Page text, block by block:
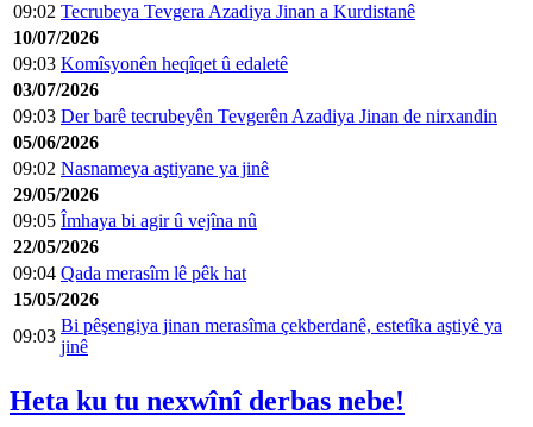
09:02 Tecrubeya Tevgera Azadiya Jinan a Kurdistanê
10/07/2026
09:03 Komîsyonên heqîqet û edaletê
03/07/2026
09:03 Der barê tecrubeyên Tevgerên Azadiya Jinan de nirxandin
05/06/2026
09:02 Nasnameya aştiyane ya jinê
29/05/2026
09:05 Îmhaya bi agir û vejîna nû
22/05/2026
09:04 Qada merasîm lê pêk hat
15/05/2026
09:03
Bi pêşengiya jinan merasîma çekberdanê, estetîka aştiyê ya
jinê
Heta ku tu nexwînî derbas nebe!